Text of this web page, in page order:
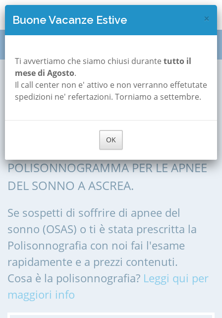
Polisonnografia a
Ascrea
POLISONNOGRAFIA, POLIGRAFIA,
POLISONNOGRAMMA PER LE APNEE
DEL SONNO A ASCREA.
Se sospetti di soffrire di apnee del
sonno (OSAS) o ti è stata prescritta la
Polisonnografia con noi fai l'esame
rapidamente e a prezzi contenuti.
Cosa è la polisonnografia? Leggi qui per
maggiori info
×
Buone Vacanze Estive
Ti avvertiamo che siamo chiusi durante tutto il
mese di Agosto.
Il call center non e' attivo e non verranno effetutate
spedizioni ne' refertazioni. Torniamo a settembre.
OK